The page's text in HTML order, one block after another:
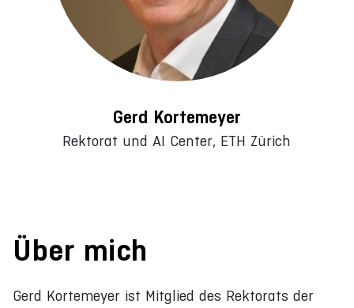
Gerd Kortemeyer
Rektorat und AI Center, ETH Zürich
Über mich
Gerd Kortemeyer ist Mitglied des Rektorats der